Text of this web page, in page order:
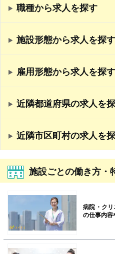
職種から求人を探す
施設形態から求人を探す
雇用形態から求人を探す
近隣都道府県の求人を
近隣市区町村の求人を
施設ごとの働き方・
病院・ク
の仕事内容